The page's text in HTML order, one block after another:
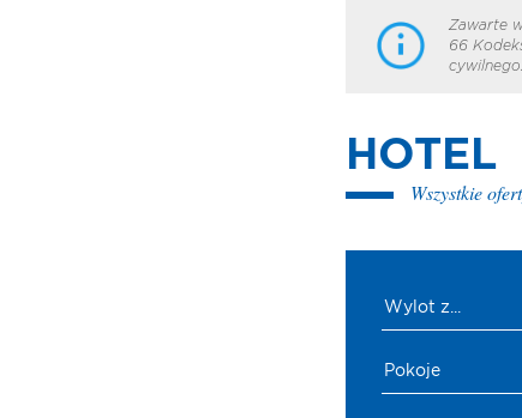
Zawarte
66
cywilnego.
HOTEL
Wszystkie
Wylot z...
Pokoje